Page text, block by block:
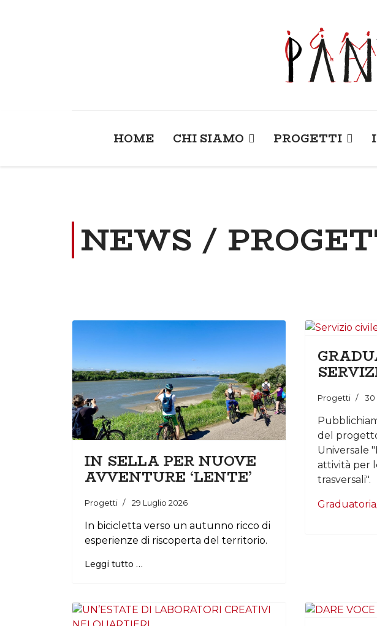
HOME CHI SIAMO PROGETTI
NEWS /
IN SELLA PER NUOVE
AVVENTURE ‘LENTE’
Progetti 29 Luglio 2026
In bicicletta verso un autunno ricco di
esperienze di riscoperta del territorio.
Leggi tutto …
Progetti 30
del
Universale
attività per
trasversali".